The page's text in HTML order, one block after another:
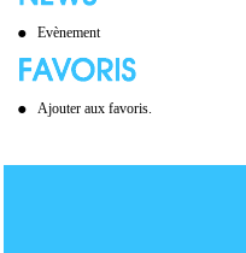
Evènement
Ajouter aux favoris.